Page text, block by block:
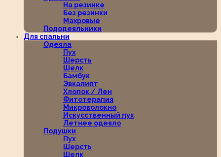
На резинке
Без резинки
Махровые
Пододеяльники
Для спальни
Одеяла
Пух
Шерсть
Шелк
Бамбук
Эвкалипт
Хлопок / Лен
Фитотерапия
Микроволокно
Искусственный пух
Летнее одеяло
Подушки
Пух
Шерсть
Шелк